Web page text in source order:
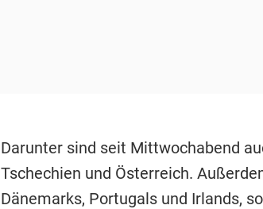
Darunter sind seit Mittwochabend
Tschechien und Österreich.
Dänemarks, Portugals und Irlands,